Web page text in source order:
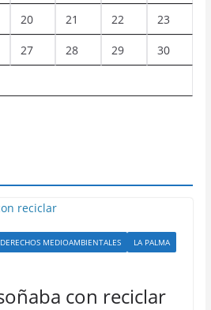
20 21 22 23
27 28 29 30
DERECHOS MEDIOAMBIENTALES
LA PALMA
con reciclar